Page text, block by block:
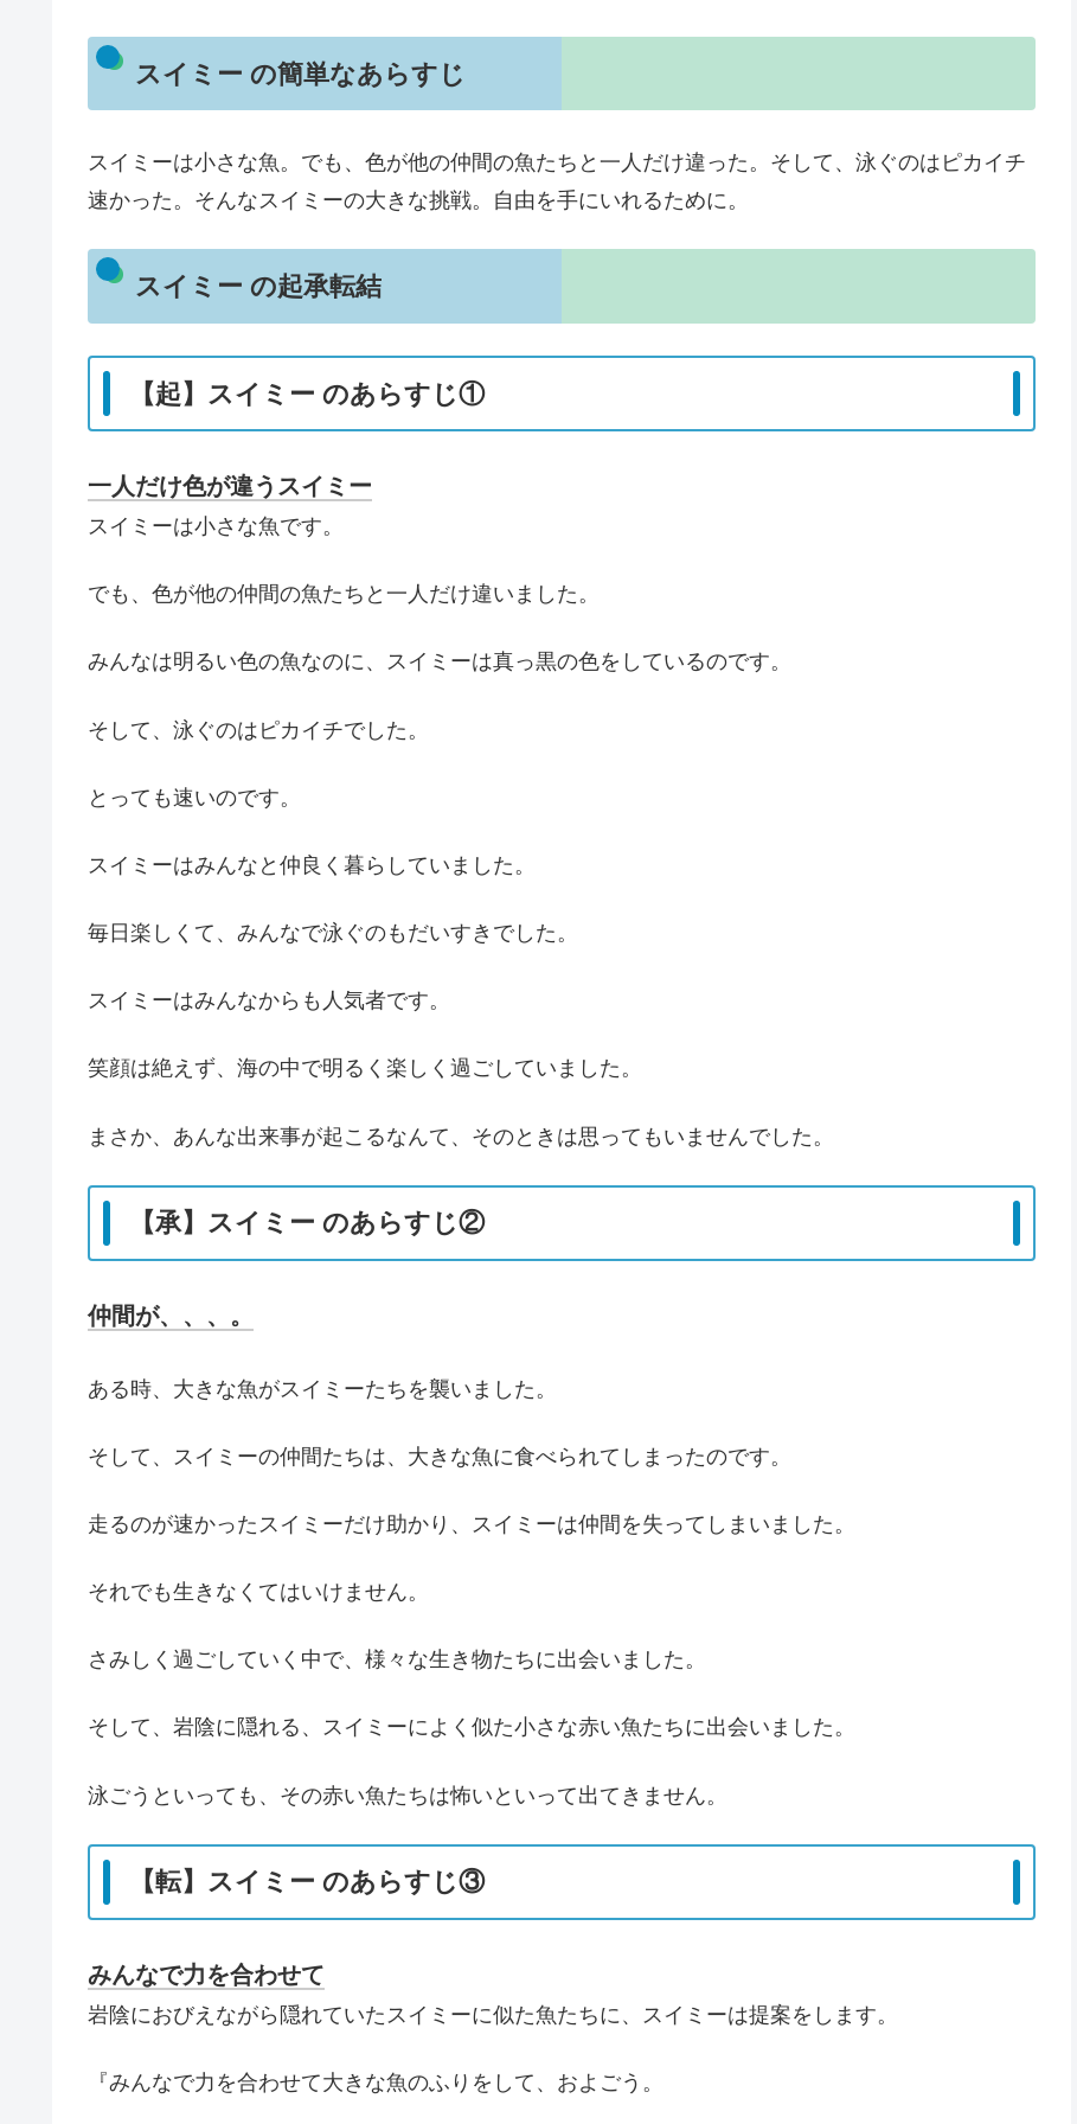
スイミー の簡単なあらすじ
スイミーは小さな魚。でも、色が他の仲間の魚たちと一人だけ違った。そして、泳ぐのはピカイチ
速かった。そんなスイミーの大きな挑戦。自由を手にいれるために。
スイミー の起承転結
【起】スイミー のあらすじ①
一人だけ色が違うスイミー
スイミーは小さな魚です。
でも、色が他の仲間の魚たちと一人だけ違いました。
みんなは明るい色の魚なのに、スイミーは真っ黒の色をしているのです。
そして、泳ぐのはピカイチでした。
とっても速いのです。
スイミーはみんなと仲良く暮らしていました。
毎日楽しくて、みんなで泳ぐのもだいすきでした。
スイミーはみんなからも人気者です。
笑顔は絶えず、海の中で明るく楽しく過ごしていました。
まさか、あんな出来事が起こるなんて、そのときは思ってもいませんでした。
【承】スイミー のあらすじ②
仲間が、、、。
ある時、大きな魚がスイミーたちを襲いました。
そして、スイミーの仲間たちは、大きな魚に食べられてしまったのです。
走るのが速かったスイミーだけ助かり、スイミーは仲間を失ってしまいました。
それでも生きなくてはいけません。
さみしく過ごしていく中で、様々な生き物たちに出会いました。
そして、岩陰に隠れる、スイミーによく似た小さな赤い魚たちに出会いました。
泳ごうといっても、その赤い魚たちは怖いといって出てきません。
【転】スイミー のあらすじ③
みんなで力を合わせて
岩陰におびえながら隠れていたスイミーに似た魚たちに、スイミーは提案をします。
『みんなで力を合わせて大きな魚のふりをして、およごう。